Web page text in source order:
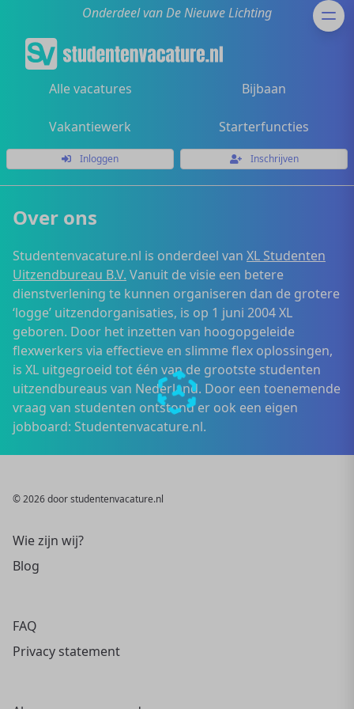
Onderdeel van De Nieuwe Lichting
Alle vacatures Bijbaan
Vakantiewerk Starterfuncties
Inloggen Inschrijven
Over ons
Studentenvacature.nl is onderdeel van XL Studenten
Uitzendbureau B.V. Vanuit de visie een betere
dienstverlening te kunnen organiseren dan de grotere
‘logge’ uitzendorganisaties, is op 1 juni 2004 XL
geboren. Door het inzetten van hoogopgeleide
flexwerkers via effectieve en slimme flex oplossingen,
is XL uitgegroeid tot één van de grootste studenten
uitzendbureaus van Nederland. Door een toenemende
vraag van studenten ontstond er ook een eigen
jobboard: Studentenvacature.nl.
© 2026 door studentenvacature.nl
Wie zijn wij?
Blog
FAQ
Privacy statement